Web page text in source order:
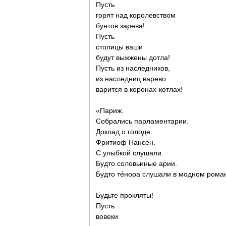
Пусть
горят над королевством
бунтов зарева!
Пусть
столицы ваши
будут выжжены дотла!
Пусть из наследников,
из наследниц варево
варится в коронах-котлах!
«Париж.
Собрались парламентарии.
Доклад о голоде.
Фритиоф Нансен.
С улыбкой слушали.
Будто соловьиные арии.
Будто те́нора слушали в модном
Будьте прокляты!
Пусть
вовеки